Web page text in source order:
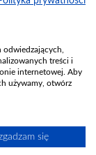
treści i
internetowej. Aby
używamy, otwórz
się